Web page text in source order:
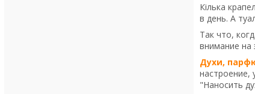
Кілька
в день. А
Так что,
внимание на
Духи,
настроение,
"Наносить